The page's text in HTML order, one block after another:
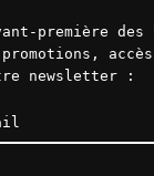
première
newsletter :